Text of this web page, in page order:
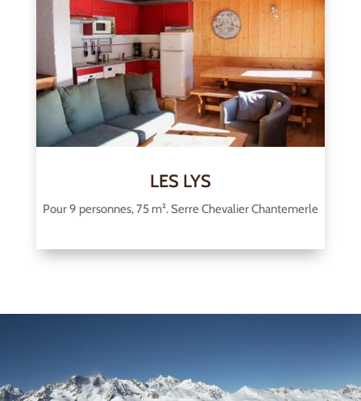
LES LYS
Pour 9 personnes, 75 m². Serre Chevalier Chantemerle